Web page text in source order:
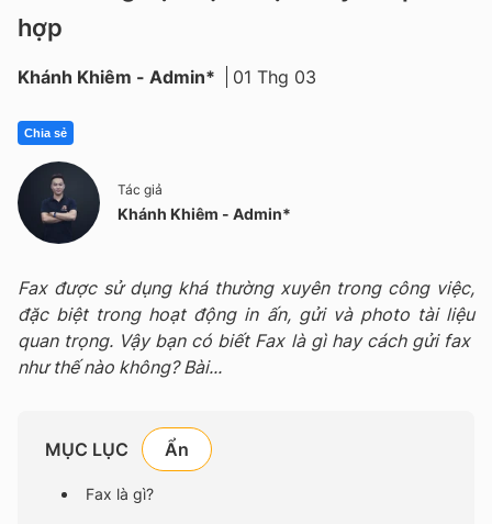
hợp
Khánh Khiêm - Admin* 01 Thg 03
Chia sẻ
Tác giả
Khánh Khiêm - Admin*
Fax được sử dụng khá thường xuyên trong công việc,
đặc biệt trong hoạt động in ấn, gửi và photo tài liệu
quan trọng. Vậy bạn có biết Fax là gì hay cách gửi fax
như thế nào không? Bài...
MỤC LỤC
Fax là gì?